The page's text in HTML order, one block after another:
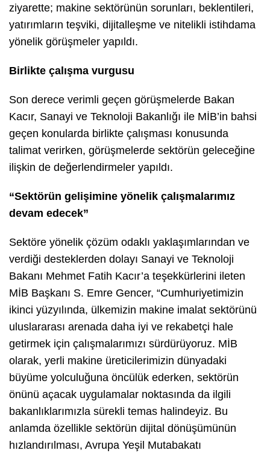
ziyarette; makine sektörünün sorunları, beklentileri,
yatırımların teşviki, dijitalleşme ve nitelikli istihdama
yönelik görüşmeler yapıldı.
Birlikte çalışma vurgusu
Son derece verimli geçen görüşmelerde Bakan
Kacır, Sanayi ve Teknoloji Bakanlığı ile MİB’in bahsi
geçen konularda birlikte çalışması konusunda
talimat verirken, görüşmelerde sektörün geleceğine
ilişkin de değerlendirmeler yapıldı.
“Sektörün gelişimine yönelik çalışmalarımız
devam edecek”
Sektöre yönelik çözüm odaklı yaklaşımlarından ve
verdiği desteklerden dolayı Sanayi ve Teknoloji
Bakanı Mehmet Fatih Kacır’a teşekkürlerini ileten
MİB Başkanı S. Emre Gencer, “Cumhuriyetimizin
ikinci yüzyılında, ülkemizin makine imalat sektörünü
uluslararası arenada daha iyi ve rekabetçi hale
getirmek için çalışmalarımızı sürdürüyoruz. MİB
olarak, yerli makine üreticilerimizin dünyadaki
büyüme yolculuğuna öncülük ederken, sektörün
önünü açacak uygulamalar noktasında da ilgili
bakanlıklarımızla sürekli temas halindeyiz. Bu
anlamda özellikle sektörün dijital dönüşümünün
hızlandırılması, Avrupa Yeşil Mutabakatı